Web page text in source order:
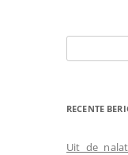
naar:
RECENTE
Uit de